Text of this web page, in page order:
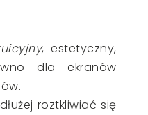
, estetyczny,
dla ekranów
roztkliwiać się